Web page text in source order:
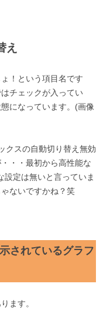
え
！という項目名です
チェックが入ってい
になっています。(画像
クスの自動切り替え無効
・・最初から高性能な
定は無いと言っていま
ないですかね？笑
されているグラフ
ます。